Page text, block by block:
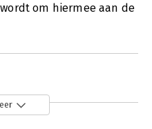
om hiermee aan de